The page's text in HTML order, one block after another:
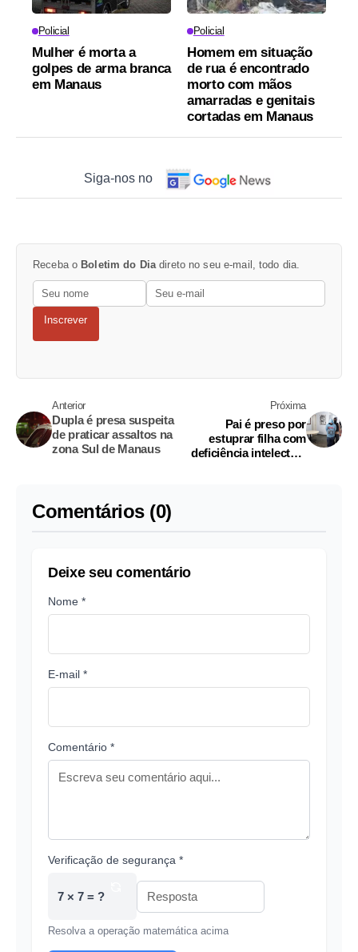
Policial
Mulher é morta a
golpes de arma branca
em Manaus
Policial
Homem em situação
de rua é encontrado
morto com mãos
amarradas e genitais
cortadas em Manaus
Siga-nos no
Receba o Boletim do Dia direto no seu e-mail, todo dia.
Inscrever
Anterior
Dupla é presa suspeita
de praticar assaltos na
zona Sul de Manaus
Próxima
Pai é preso por
estuprar filha com
deficiência intelectual
Comentários (0)
Deixe seu comentário
Nome *
E-mail *
Comentário *
Verificação de segurança *
7 × 7 = ?
Resolva a operação matemática acima